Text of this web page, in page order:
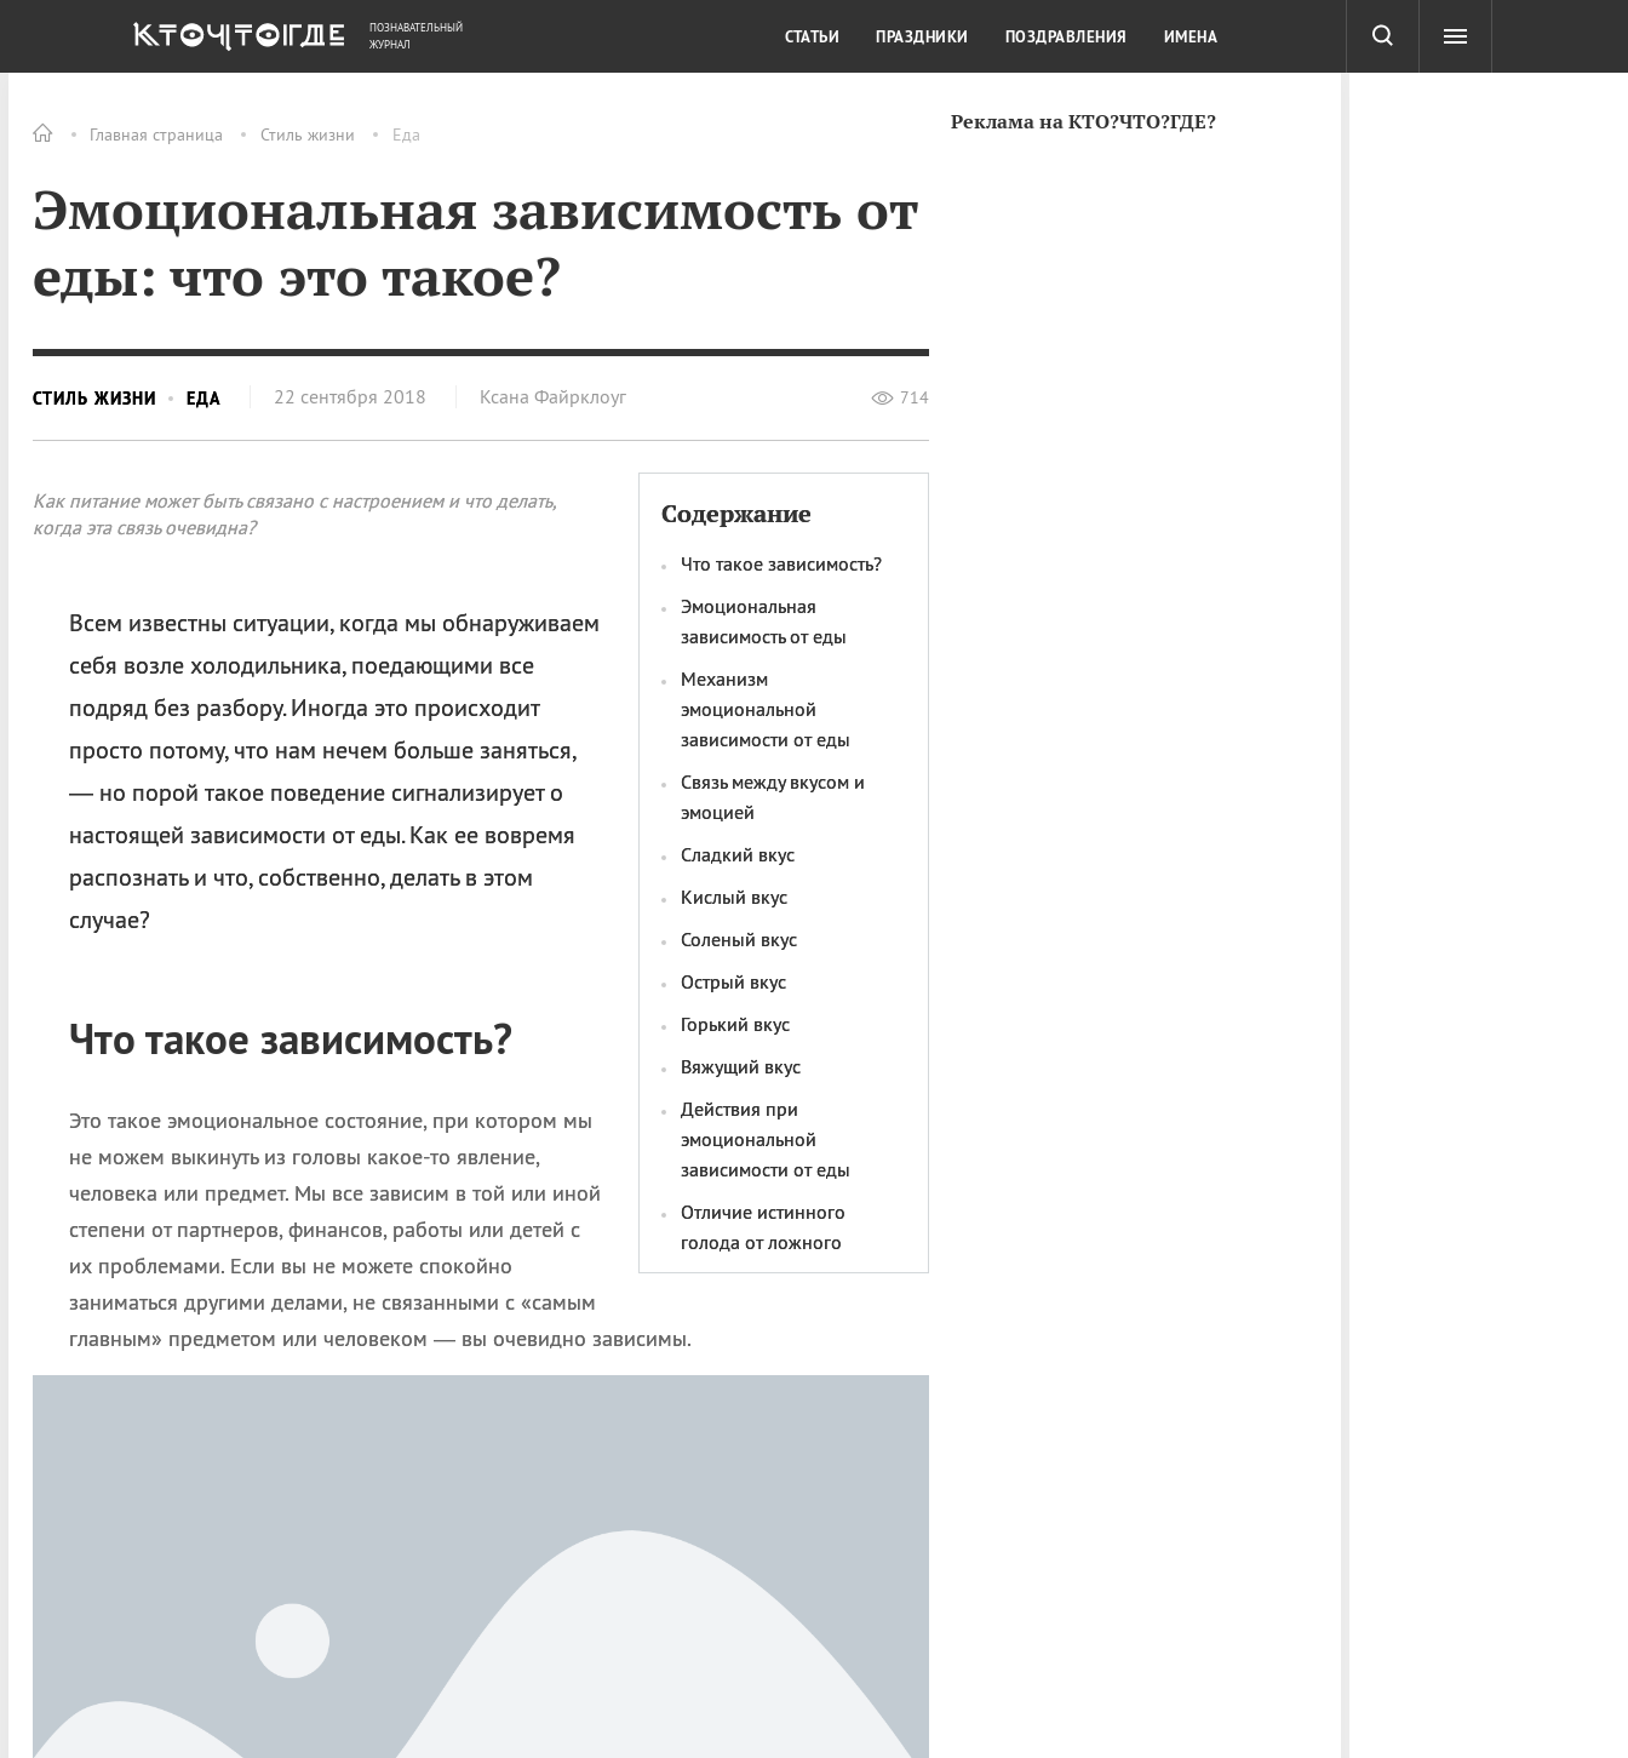
Главная страница Стиль жизни Еда
Эмоциональная зависимость от
еды: что это такое?
СТИЛЬ ЖИЗНИ ЕДА 22 сентября 2018 Ксана Файрклоуг 714
Содержание
Что такое зависимость?
Эмоциональная
зависимость от еды
Механизм
эмоциональной
зависимости от еды
Связь между вкусом и
эмоцией
Сладкий вкус
Кислый вкус
Соленый вкус
Острый вкус
Горький вкус
Вяжущий вкус
Действия при
эмоциональной
зависимости от еды
Отличие истинного
голода от ложного
Как питание может быть связано с настроением и что делать,
когда эта связь очевидна?
Всем известны ситуации, когда мы обнаруживаем
себя возле холодильника, поедающими все
подряд без разбору. Иногда это происходит
просто потому, что нам нечем больше заняться,
— но порой такое поведение сигнализирует о
настоящей зависимости от еды. Как ее вовремя
распознать и что, собственно, делать в этом
случае?
Что такое зависимость?
Это такое эмоциональное состояние, при котором мы
не можем выкинуть из головы какое-то явление,
человека или предмет. Мы все зависим в той или иной
степени от партнеров, финансов, работы или детей с
их проблемами. Если вы не можете спокойно
заниматься другими делами, не связанными с «самым
главным» предметом или человеком — вы очевидно зависимы.
Реклама на КТО?ЧТО?ГДЕ?
ОБЩЕСТВО ДЕНЬГИ КУЛЬТУРА КРАСОТА ТЕСТЫ
ПОЗНАВАТЕЛЬНЫЙ
ЖУРНАЛ
СТАТЬИ ПРАЗДНИКИ ПОЗДРАВЛЕНИЯ ИМЕНА